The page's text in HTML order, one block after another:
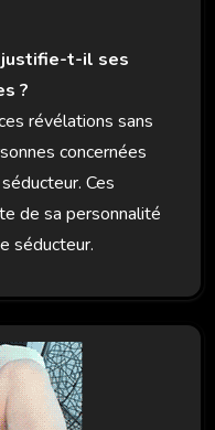
justifie-t-il ses
?
révélations sans
concernées
Ces
de sa personnalité
séducteur.